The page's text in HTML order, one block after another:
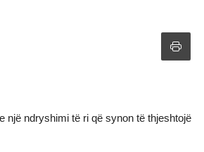
një ndryshimi të ri që synon të thjeshtojë